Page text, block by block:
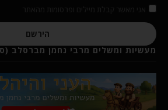
הירשם
מעשיות ומשלים מרבי נחמן מברסלב